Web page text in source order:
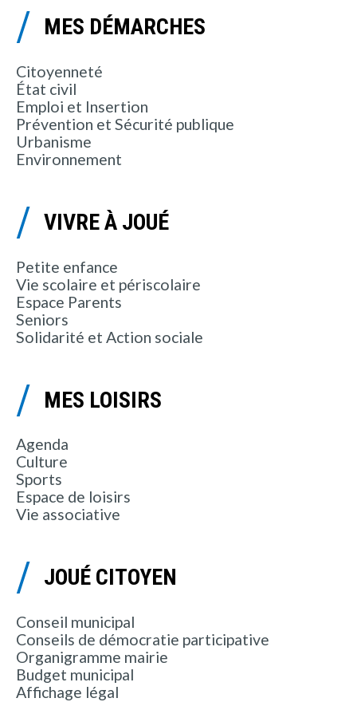
MES DÉMARCHES
Citoyenneté
État civil
Emploi et Insertion
Prévention et Sécurité publique
Urbanisme
Environnement
VIVRE À JOUÉ
Petite enfance
Vie scolaire et périscolaire
Espace Parents
Seniors
Solidarité et Action sociale
MES LOISIRS
Agenda
Culture
Sports
Espace de loisirs
Vie associative
JOUÉ CITOYEN
Conseil municipal
Conseils de démocratie participative
Organigramme mairie
Budget municipal
Affichage légal